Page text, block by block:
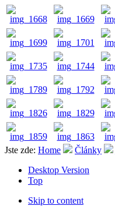
Jste zde: Home Články
Desktop Version
Top
Skip to content